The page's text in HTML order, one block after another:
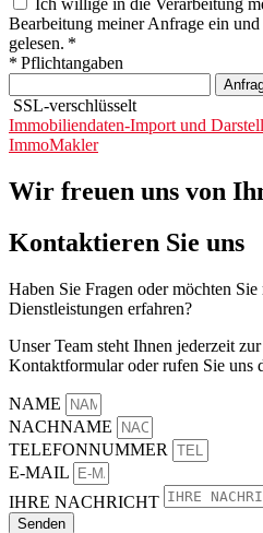
Ich willige in die Verarbeitung
Bearbeitung meiner Anfrage ein und
gelesen. *
* Pflichtangaben
SSL-verschlüsselt
Immobiliendaten-Import und
ImmoMakler
Wir freuen uns von
Kontaktieren Sie uns
Haben Sie Fragen oder möchten Sie
Dienstleistungen erfahren?
Unser Team steht Ihnen jederzeit
Kontaktformular oder rufen Sie uns
NAME
NACHNAME
TELEFONNUMMER
E-MAIL
IHRE NACHRICHT
Senden